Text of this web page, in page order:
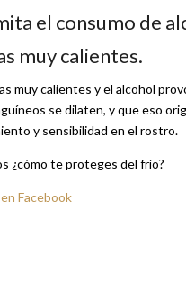
el consumo de
muy calientes.
muy calientes y el alcohol
se dilaten, y que eso
y sensibilidad en el rostro.
¿cómo te proteges del frío?
Facebook